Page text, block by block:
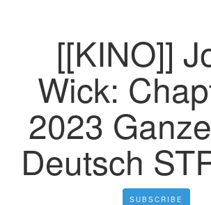
[[KINO]]
Wick:
2023
Deutsch
SUBSCRIBE